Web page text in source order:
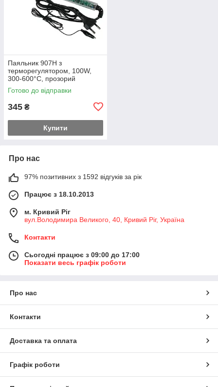
Паяльник 907H з
терморегулятором, 100W,
300-600°C, прозорий
Готово до відправки
345 ₴
Купити
Про нас
97% позитивних з 1592 відгуків за рік
Працює з 18.10.2013
м. Кривий Ріг
вул.Володимира Великого, 40, Кривий Ріг, Україна
Контакти
Сьогодні працює з 09:00 до 17:00
Показати весь графік роботи
Про нас
Контакти
Доставка та оплата
Графік роботи